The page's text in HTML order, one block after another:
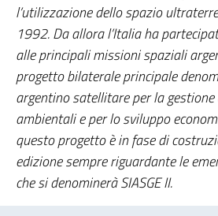
l’utilizzazione dello spazio
1992. Da allora l’Italia ha
alle principali missioni spaziali
progetto bilaterale principale
argentino satellitare per la gestione
ambientali e per lo sviluppo
questo progetto è in fase di
edizione sempre riguardante le
che si denominerà SIASGE II.